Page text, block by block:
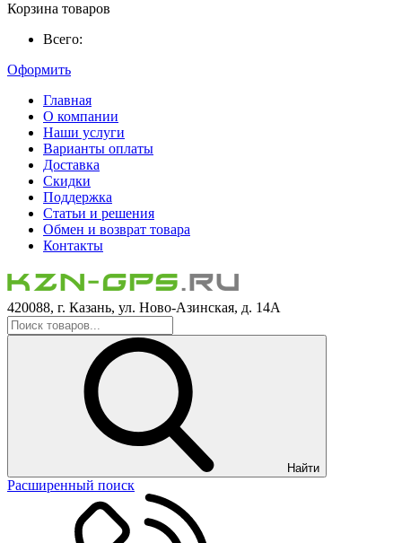
Корзина товаров
Всего:
Оформить
Главная
О компании
Наши услуги
Варианты оплаты
Доставка
Скидки
Поддержка
Статьи и решения
Обмен и возврат товара
Контакты
420088, г. Казань, ул. Ново-Азинская, д. 14А
Найти
Расширенный поиск